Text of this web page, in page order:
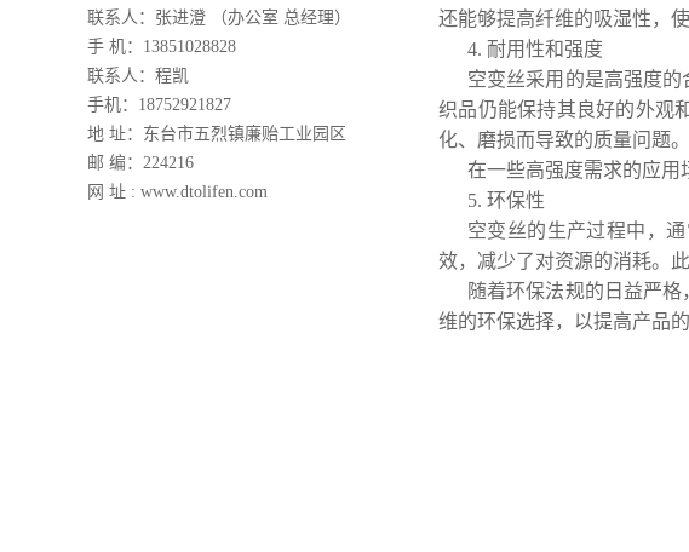
联系人：张进澄 （办公室 总经理）
手 机：13851028828
联系人：程凯
手机：18752921827
地 址：东台市五烈镇廉贻工业园区
邮 编：224216
网 址 : www.dtolifen.com
还能够提高纤维的吸湿性，
4. 耐用性和强度
空变丝采用的是高强度
织品仍能保持其良好的外观
化、磨损而导致的质量问题。
在一些高强度需求的应用
5. 环保性
空变丝的生产过程中，
效，减少了对资源的消耗。
随着环保法规的日益严
维的环保选择，以提高产品的